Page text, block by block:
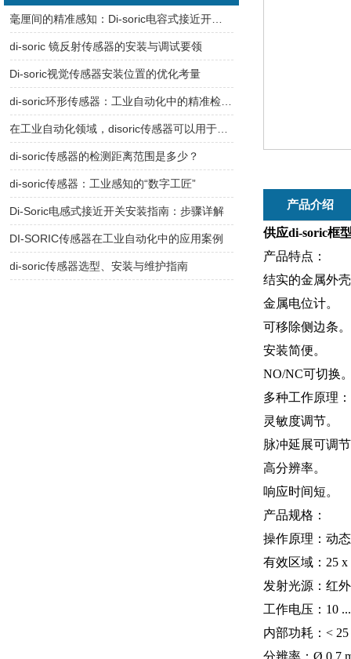
产品介绍
供应di-soric框
产品特点：
结实的金属外
金属电位计。
可移除侧边条。
安装简便。
NO/NC可切换
多种工作原理
灵敏度调节。
脉冲延展可调
高分辨率。
响应时间短。
产品规格：
操作原理：动
有效区域：25 x
发射光源：红
工作电压：10
内部功耗：<
分辨率：Ø 0,7
di-soric 镜反射传感器的安装与调试要领
Di-soric视觉传感器安装位置的优化考量
di-soric传感器的检测距离范围是多少？
di-soric传感器：工业感知的“数字工匠”
Di-Soric电感式接近开关安装指南：步骤详解
DI-SORIC传感器在工业自动化中的应用案例
di-soric传感器选型、安装与维护指南